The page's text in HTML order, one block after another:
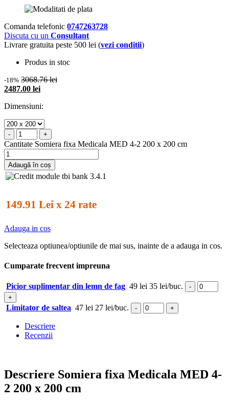
Comanda telefonic 0747263728
Discuta cu un Consultant
Livrare gratuita peste 500 lei (vezi conditii)
Produs in stoc
-18% 3068.76 lei
2487.00 lei
Dimensiuni:
- +
Cantitate Somiera fixa Medicala MED 4-2 200 x 200 cm
Adaugă în coș
149.91 Lei x 24 rate
Adauga in cos
Selecteaza optiunea/optiunile de mai sus, inainte de a adauga in cos.
Cumparate frecvent impreuna
Picior suplimentar din lemn de fag 49 lei 35 lei/buc.
-
+
Limitator de saltea 47 lei 27 lei/buc. - +
Descriere
Recenzii
Descriere Somiera fixa Medicala MED 4-
2 200 x 200 cm